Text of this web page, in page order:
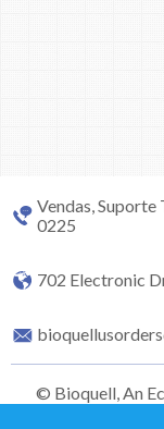
Vendas,
0225
702 Electronic
© Bioquell, An